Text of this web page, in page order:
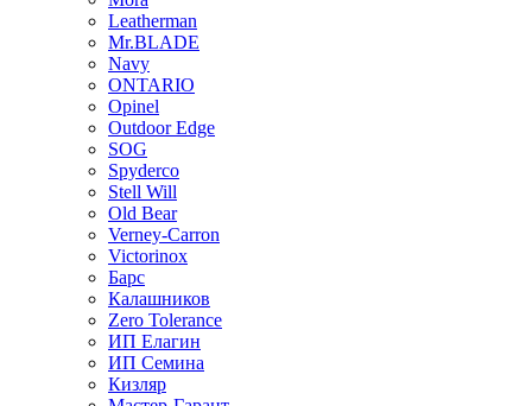
Leatherman
Mr.BLADE
Navy
ONTARIO
Opinel
Outdoor Edge
SOG
Spyderco
Stell Will
Old Bear
Verney-Carron
Victorinox
Барс
Калашников
Zero Tolerance
ИП Елагин
ИП Семина
Кизляр